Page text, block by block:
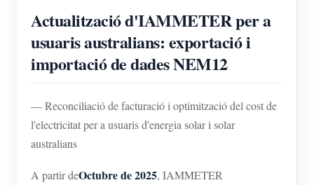
Actualització d'IAMMETER per a
usuaris australians: exportació i
importació de dades NEM12
— Reconciliació de facturació i optimització del cost de
l'electricitat per a usuaris d'energia solar i solar
australians
A partir deOctubre de 2025, IAMMETER